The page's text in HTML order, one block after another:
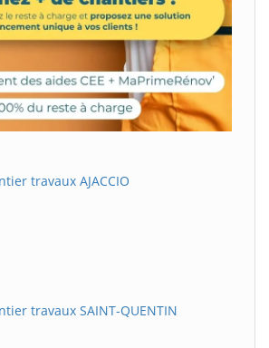
travaux AJACCIO
travaux SAINT-QUENTIN